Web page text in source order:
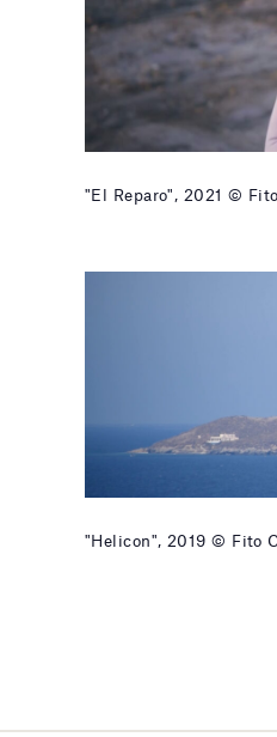
"El Reparo", 2021 ©
"Helicon", 2019 © Fito